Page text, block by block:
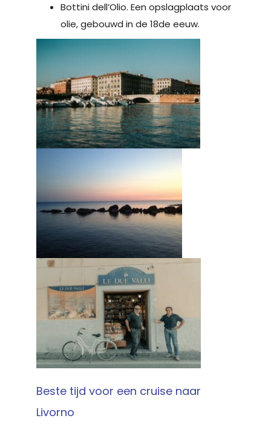
Bottini dell’Olio. Een opslagplaats voor
olie, gebouwd in de 18de eeuw.
Beste tijd voor een cruise naar
Livorno